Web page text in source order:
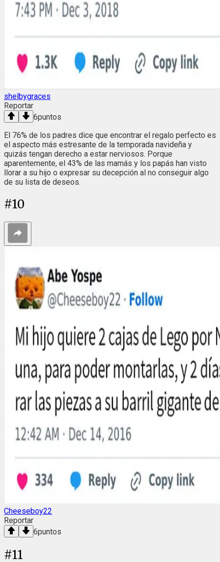
shelbygraces
Reportar
6puntos
El 76% de los padres dice que encontrar el regalo perfecto es
el aspecto más estresante de la temporada navideña y
quizás tengan derecho a estar nerviosos. Porque
aparentemente, el 43% de las mamás y los papás han visto
llorar a su hijo o expresar su decepción al no conseguir algo
de su lista de deseos.
#10
Cheeseboy22
Reportar
6puntos
#11